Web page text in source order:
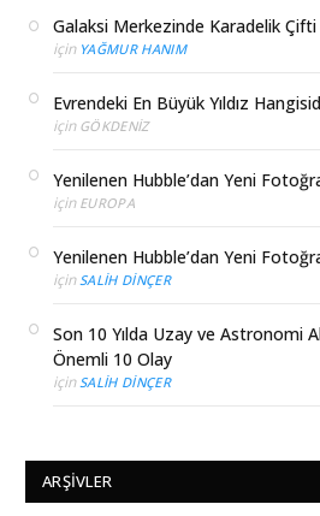
Galaksi Merkezinde Karadelik Çifti
için YAĞMUR HANIM
Evrendeki En Büyük Yıldız
için GÖKDENIZ
Yenilenen Hubble’dan Yeni
için EUROPA
Yenilenen Hubble’dan Yeni
için SALIH DINÇER
Son 10 Yılda Uzay ve Astronomi
Önemli 10 Olay
için SALIH DINÇER
ARŞIVLER